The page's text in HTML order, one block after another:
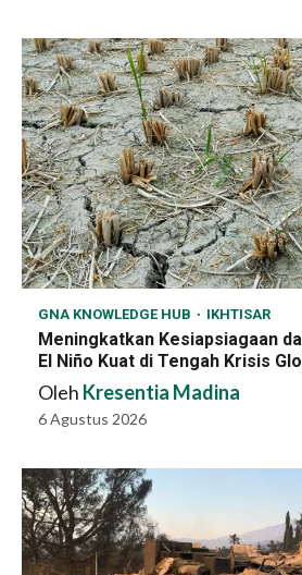
GNA KNOWLEDGE HUB IKHTISAR
Meningkatkan Kesiapsiagaan
El Niño Kuat di Tengah Krisis
Oleh Kresentia Madina
6 Agustus 2026